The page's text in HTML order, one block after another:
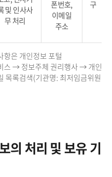
및 인사사
무 처리
폰번호,
이메일
주소
구
은 개인정보 포털
→ 정보주체 권리행사 → 개인
목록검색(기관명: 최저임금위원
의 처리 및 보유 기